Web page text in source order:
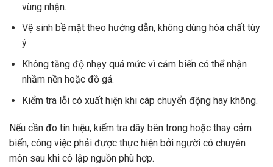
vùng nhận.
Vệ sinh bề mặt theo hướng dẫn, không dùng hóa chất tùy
ý.
Không tăng độ nhạy quá mức vì cảm biến có thể nhận
nhầm nền hoặc đồ gá.
Kiểm tra lỗi có xuất hiện khi cáp chuyển động hay không.
Nếu cần đo tín hiệu, kiểm tra dây bên trong hoặc thay cảm
biến, công việc phải được thực hiện bởi người có chuyên
môn sau khi cô lập nguồn phù hợp.